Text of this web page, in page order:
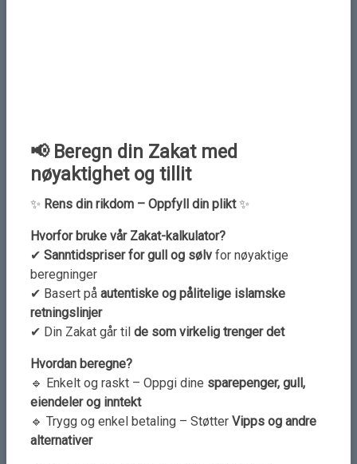
De vantro sier: "ikke hør på denne
quranen"
More Details
📢 Beregn din Zakat med
nøyaktighet og tillit
✨ Rens din rikdom – Oppfyll din plikt✨
Hvorfor bruke vår Zakat-kalkulator?
✔ Sanntidspriser for gull og sølv for nøyaktige
beregninger
✔ Basert på autentiske og pålitelige islamske
retningslinjer
✔ Din Zakat går til de som virkelig trenger det
Hvordan beregne?
🔹 Enkelt og raskt – Oppgi dine sparepenger, gull,
eiendeler og inntekt
🔹 Trygg og enkel betaling – Støtter Vipps og andre
alternativer